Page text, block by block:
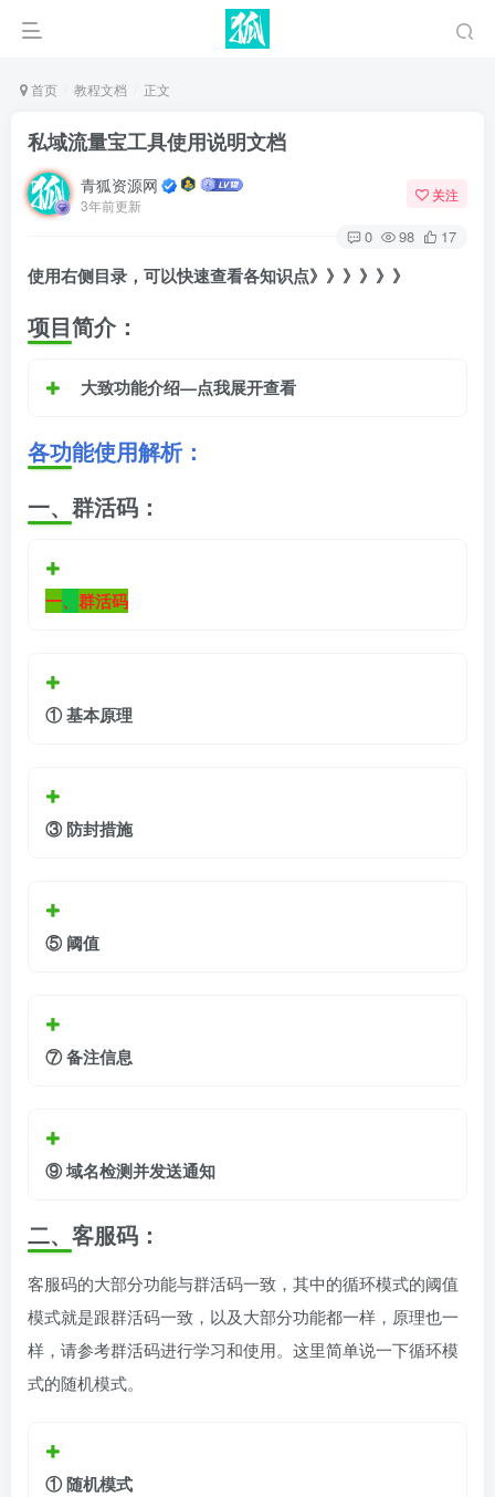
首页 教程文档 正文
私域流量宝工具使用说明文档
青狐资源网
3年前更新
关注
0 98 17
使用右侧目录，可以快速查看各知识点》》》》》》
项目简介：
大致功能介绍—点我展开查看
各功能使用解析：
一、群活码：
一、 群活码
①基本原理
③防封措施
⑤阈值
⑦备注信息
⑨ 域名检测并发送通知
二、客服码 ：
客服码的大部分功能与群活码一致，其中的循环模式的阈值
模式就是跟群活码一致，以及大部分功能都一样，原理也一
样，请参考群活码进行学习和使用。这里简单说一下循环模
式的随机模式。
①随机模式